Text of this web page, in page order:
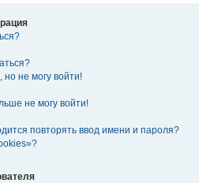
но не могу войти!
не могу войти!
повторять ввод имени и пароля?